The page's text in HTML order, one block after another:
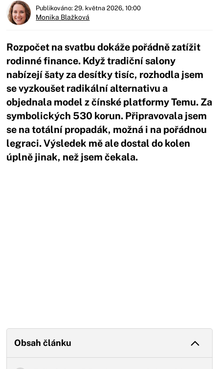
Publikováno: 29. května 2026, 10:00
Monika Blažková
Rozpočet na svatbu dokáže pořádně zatížit
rodinné finance. Když tradiční salony
nabízejí šaty za desítky tisíc, rozhodla jsem
se vyzkoušet radikální alternativu a
objednala model z čínské platformy Temu. Za
symbolických 530 korun. Připravovala jsem
se na totální propadák, možná i na pořádnou
legraci. Výsledek mě ale dostal do kolen
úplně jinak, než jsem čekala.
Obsah článku